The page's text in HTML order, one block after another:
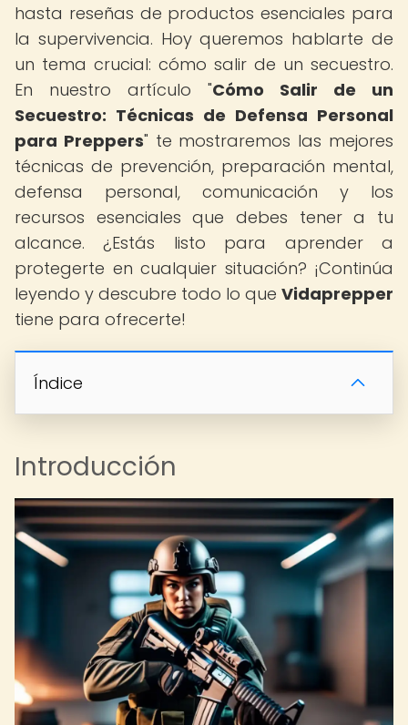
hasta reseñas de productos esenciales para
la supervivencia. Hoy queremos hablarte de
un tema crucial: cómo salir de un secuestro.
En nuestro artículo "Cómo Salir de un
Secuestro: Técnicas de Defensa Personal
para Preppers" te mostraremos las mejores
técnicas de prevención, preparación mental,
defensa personal, comunicación y los
recursos esenciales que debes tener a tu
alcance. ¿Estás listo para aprender a
protegerte en cualquier situación? ¡Continúa
leyendo y descubre todo lo que Vidaprepper
tiene para ofrecerte!
Índice
Introducción